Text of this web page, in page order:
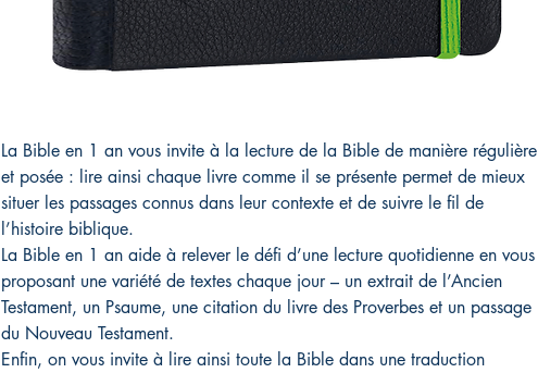
La Bible en 1 an vous invite à la lecture de la Bible de manière régulière
et posée : lire ainsi chaque livre comme il se présente permet de mieux
situer les passages connus dans leur contexte et de suivre le fil de
l’histoire biblique.
La Bible en 1 an aide à relever le défi d’une lecture quotidienne en vous
proposant une variété de textes chaque jour – un extrait de l’Ancien
Testament, un Psaume, une citation du livre des Proverbes et un passage
du Nouveau Testament.
Enfin, on vous invite à lire ainsi toute la Bible dans une traduction